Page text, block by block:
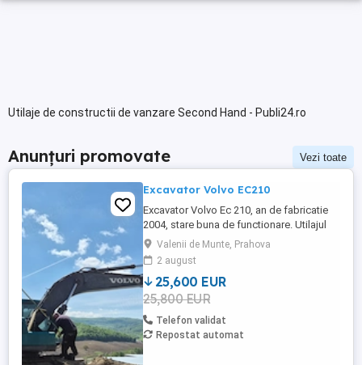
Utilaje de constructii de vanzare Second Hand - Publi24.ro
Anunțuri promovate Vezi toate
Excavator Volvo EC210
Excavator Volvo Ec 210, an de fabricatie
2004, stare buna de functionare. Utilajul
are cupla hidarulica rapida, linii hidraulice
auxiliare pentru picon, foarfeca, etc.
Motorul este Deutz-Volvo cu racire pe
apa.Cale de rulare noua, schimbat anul
trecut lanturi, role, stelute. Proprietar
persoana juridica.Pretul ...
Valenii de Munte, Prahova
2 august
25,600 EUR
25,800 EUR
Telefon validat
Repostat automat